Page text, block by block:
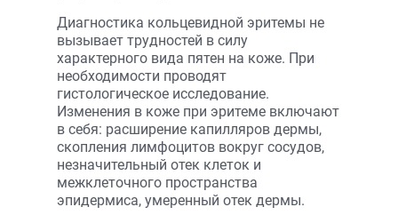
Диагностика кольцевидной эритемы не
вызывает трудностей в силу
характерного вида пятен на коже. При
необходимости проводят
гистологическое исследование.
Изменения в коже при эритеме включают
в себя: расширение капилляров дермы,
скопления лимфоцитов вокруг сосудов,
незначительный отек клеток и
межклеточного пространства
эпидермиса, умеренный отек дермы.